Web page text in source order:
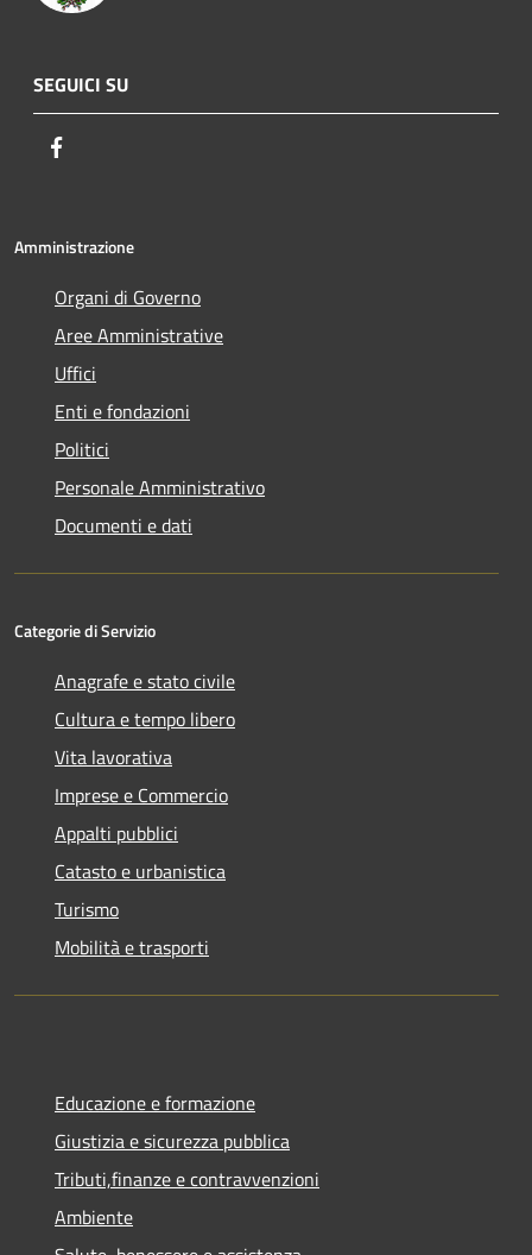
SEGUICI SU
Amministrazione
Organi di Governo
Aree Amministrative
Uffici
Enti e fondazioni
Politici
Personale Amministrativo
Documenti e dati
Categorie di Servizio
Anagrafe e stato civile
Cultura e tempo libero
Vita lavorativa
Imprese e Commercio
Appalti pubblici
Catasto e urbanistica
Turismo
Mobilità e trasporti
Educazione e formazione
Giustizia e sicurezza pubblica
Tributi,finanze e contravvenzioni
Ambiente